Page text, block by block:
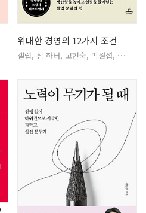
위대한 경영의 12가지 조건
갤럽, 짐 하터, 고현숙, 박원섭, …